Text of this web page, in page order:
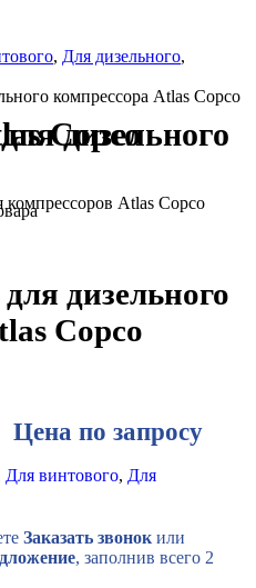
, Для дизельного,
компрессора Atlas Copco
Atlas Copco
дизельного
Copco
Цена по запросу
Для винтового, Для
Заказать звонок или
, заполнив всего 2